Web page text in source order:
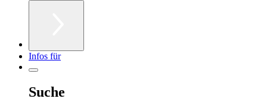
Infos für
Suche